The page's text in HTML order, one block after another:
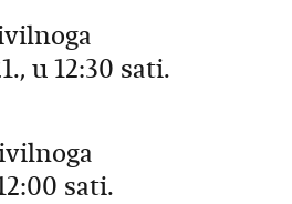
u 12:30 sati.
sati.